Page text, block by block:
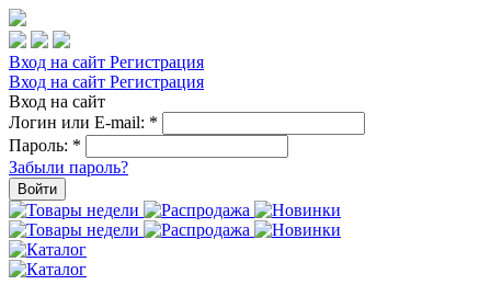
Вход на сайт Регистрация
Вход на сайт Регистрация
Вход на сайт
Логин или E-mail: *
Пароль: *
Забыли пароль?
Войти